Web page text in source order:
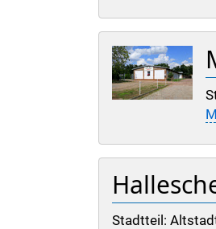
Stadtteil: